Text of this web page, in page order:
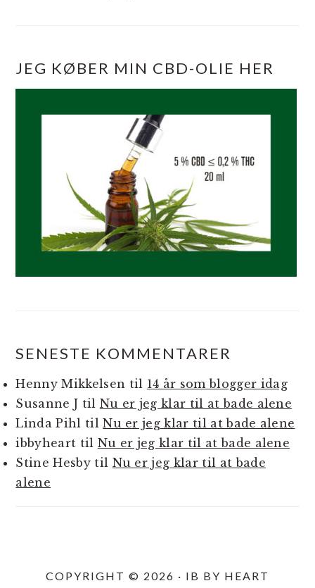
JEG KØBER MIN CBD-OLIE HER
SENESTE KOMMENTARER
Henny Mikkelsen til 14 år som blogger idag
Susanne J til Nu er jeg klar til at bade alene
Linda Pihl tilNu er jeg klar til at bade alene
ibbyheart til Nu er jeg klar til at bade alene
Stine Hesbytil Nu er jeg klar til at bade
alene
COPYRIGHT © 2026 · IB BY HEART